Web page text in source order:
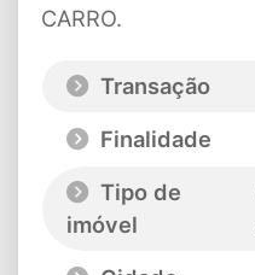
CARRO.
Transação
Finalidade
Tipo de
imóvel